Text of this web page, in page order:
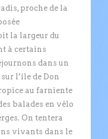
proche de la
la largeur du
à certains
dans un
l’île de Don
au farniente
balades en vélo
On tentera
vivants dans le